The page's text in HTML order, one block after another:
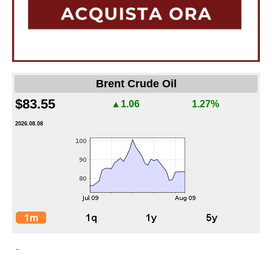
Brent Crude Oil
$83.55 ▲1.06 1.27%
2026.08.08
-